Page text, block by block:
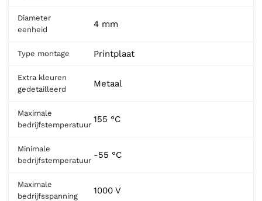
Diameter
eenheid
4 mm
Type montage Printplaat
Extra kleuren
gedetailleerd
Metaal
Maximale
bedrijfstemperatuur
155 °C
Minimale
bedrijfstemperatuur
-55 °C
Maximale
bedrijfsspanning
1000 V